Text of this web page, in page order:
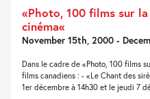
«Photo, 100 films sur
cinéma«
November 15th, 2000 -
Dans le cadre de «Photo, 100 films
films canadiens : - «Le Chant des
1er décembre à 14h30 et le jeudi 7